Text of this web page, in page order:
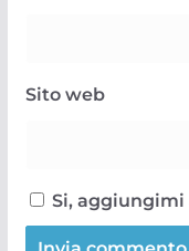
Sito web
Si,